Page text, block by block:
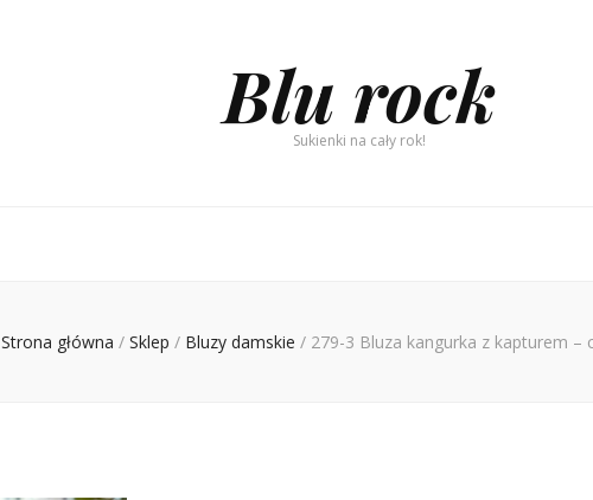
Blu rock
Sukienki na cały rok!
Strona główna / Sklep / Bluzy damskie / 279-3 Bluza kangurka z kapturem –